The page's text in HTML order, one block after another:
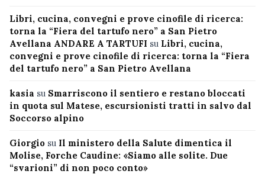
Libri, cucina, convegni e prove cinofile di ricerca:
torna la “Fiera del tartufo nero” a San Pietro
Avellana ANDARE A TARTUFI su Libri, cucina,
convegni e prove cinofile di ricerca: torna la “Fiera
del tartufo nero” a San Pietro Avellana
kasia su Smarriscono il sentiero e restano bloccati
in quota sul Matese, escursionisti tratti in salvo dal
Soccorso alpino
Giorgio su Il ministero della Salute dimentica il
Molise, Forche Caudine: «Siamo alle solite. Due
“svarioni” di non poco conto»